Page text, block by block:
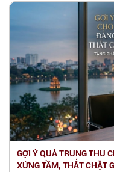
GỢI Ý QUÀ TRUNG THU
XỨNG TẦM, THẮT CHẶT